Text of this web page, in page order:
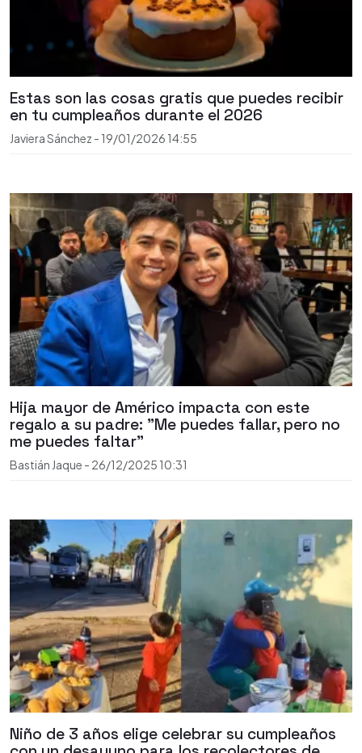
Estas son las cosas gratis que puedes recibir
en tu cumpleaños durante el 2026
Javiera Sánchez - 19/01/2026 14:55
Hija mayor de Américo impacta con este
regalo a su padre: "Me puedes fallar, pero no
me puedes faltar"
Bastián Jaque - 26/12/2025 10:31
Niño de 3 años elige celebrar su cumpleaños